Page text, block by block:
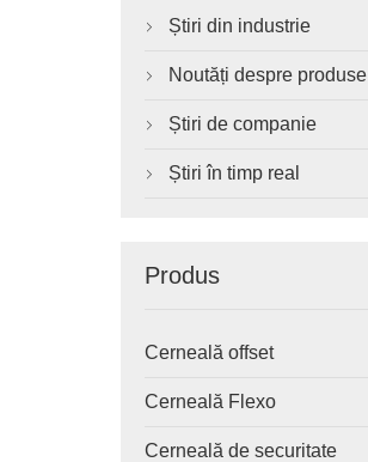
 Știri din industrie
 Noutăți despre produse
 Știri de companie
 Știri în timp real
Produs
Cerneală offset
Cerneală Flexo
Cerneală de securitate